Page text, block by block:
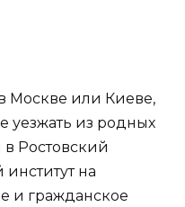
Москве или Киеве,
уезжать из родных
в Ростовский
на
и гражданское